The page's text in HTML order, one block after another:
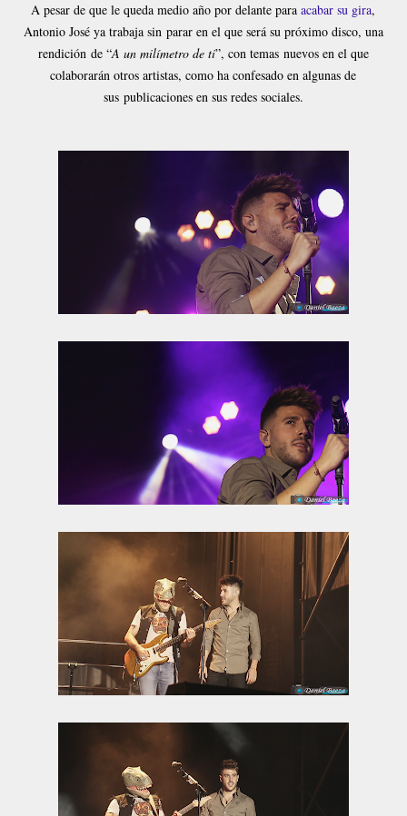
A pesar de que le queda medio año por delante paraacabar su gira,
Antonio José ya trabaja sin parar en el que será su próximo disco, una
rendición de “A un milímetro de ti”, con temas nuevos en el que
colaborarán otros artistas, como ha confesado en algunas de
sus publicaciones en sus redes sociales.